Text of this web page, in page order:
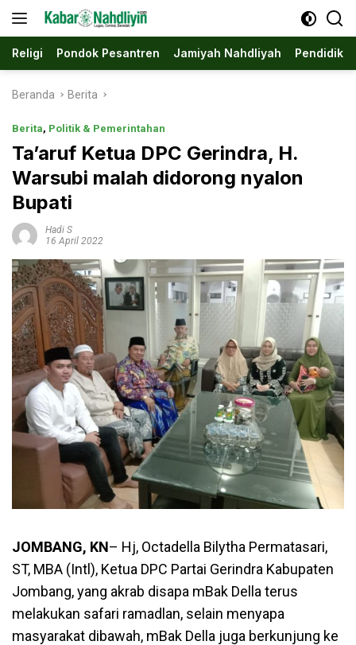
Religi Pondok Pesantren Jamiyah Nahdliyah
Beranda Berita
Berita, Politik & Pemerintahan
Ta’aruf Ketua DPC Gerindra, H.
Warsubi malah didorong nyalon
Bupati
Hadi S
16 April 2022
JOMBANG, KN– Hj, Octadella Bilytha Permatasari,
ST, MBA (Intl), Ketua DPC Partai Gerindra Kabupaten
Jombang, yang akrab disapa mBak Della terus
melakukan safari ramadlan, selain menyapa
masyarakat dibawah, mBak Della juga berkunjung ke